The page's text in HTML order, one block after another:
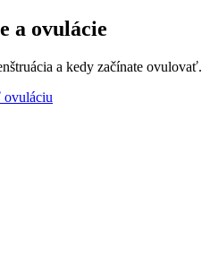
a ovulácie
a kedy začínate ovulovať.